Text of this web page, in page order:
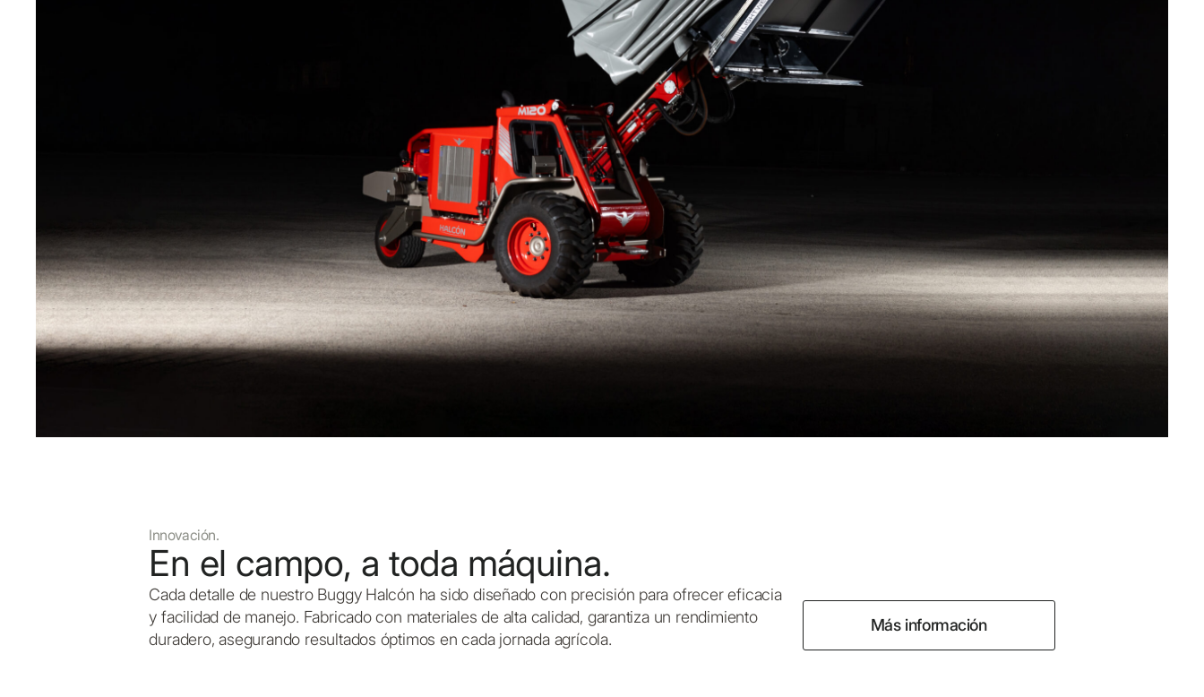
Innovación.
En el campo, a toda máquina.
Cada detalle de nuestro Buggy Halcón ha sido diseñado con precisión para ofrecer eficacia
y facilidad de manejo. Fabricado con materiales de alta calidad, garantiza un rendimiento
duradero, asegurando resultados óptimos en cada jornada agrícola.
Más información